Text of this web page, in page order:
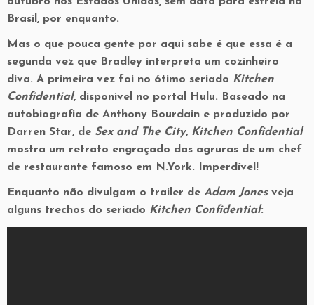
Brasil, por enquanto.
Mas o que pouca gente por aqui sabe é que essa é a
segunda vez que Bradley interpreta um cozinheiro
diva. A primeira vez foi no ótimo seriado Kitchen
Confidential, disponível no portal Hulu. Baseado na
autobiografia de Anthony Bourdain e produzido por
Darren Star, de Sex and The City, Kitchen Confidential
mostra um retrato engraçado das agruras de um chef
de restaurante famoso em N.York. Imperdível!
Enquanto não divulgam o trailer de Adam Jonesveja
alguns trechos do seriado Kitchen Confidential: